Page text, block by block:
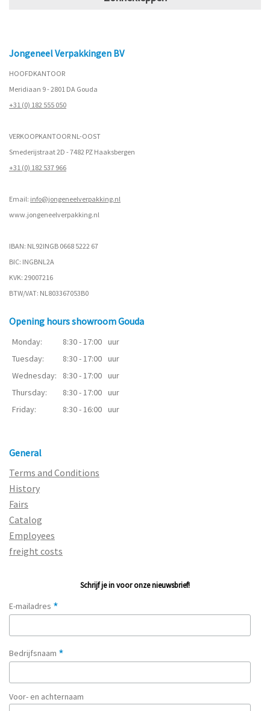
Jongeneel Verpakkingen BV
HOOFDKANTOOR
Meridiaan 9 - 2801 DA Gouda
+31 (0) 182 555 050
VERKOOPKANTOOR NL-OOST
Smederijstraat 2D - 7482 PZ Haaksbergen
+31 (0) 182 537 966
Email: info@jongeneelverpakking.nl
www.jongeneelverpakking.nl
IBAN: NL92INGB 0668 5222 67
BIC: INGBNL2A
KVK: 29007216
BTW/VAT: NL803367053B0
Opening hours showroom Gouda
Monday: 8:30 - 17:00 uur
Tuesday:
8:30 - 17:00 uur
Wednesday:
8:30 - 17:00 uur
Thursday:
8:30 - 17:00 uur
Friday:
8:30 - 16:00 uur
General
Terms and Conditions
History
Fairs
Catalog
Employees
freight costs
Schrijf je in voor onze nieuwsbrief!
E-mailadres *
Bedrijfsnaam *
Voor- en achternaam